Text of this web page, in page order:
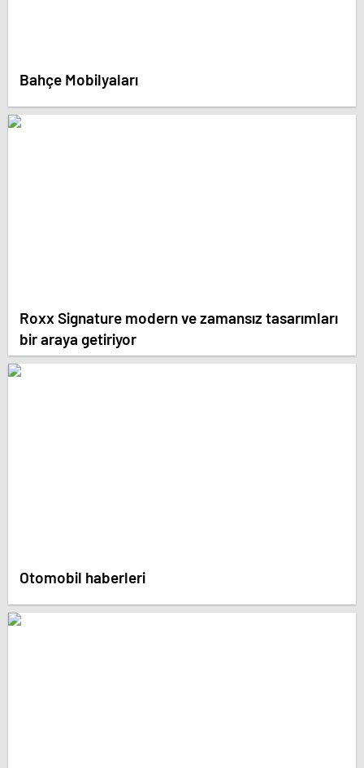
Bahçe Mobilyaları
Roxx Signature modern ve zamansız tasarımları
bir araya getiriyor
Otomobil haberleri